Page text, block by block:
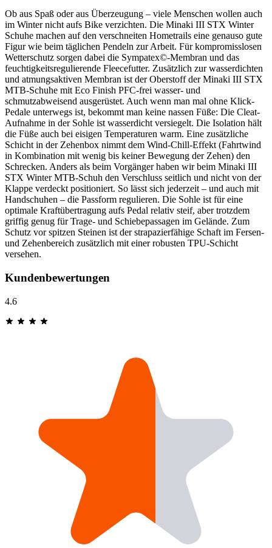
Ob aus Spaß oder aus Überzeugung – viele Menschen wollen auch
im Winter nicht aufs Bike verzichten. Die Minaki III STX Winter
Schuhe machen auf den verschneiten Hometrails eine genauso gute
Figur wie beim täglichen Pendeln zur Arbeit. Für kompromisslosen
Wetterschutz sorgen dabei die Sympatex©-Membran und das
feuchtigkeitsregulierende Fleecefutter. Zusätzlich zur wasserdichten
und atmungsaktiven Membran ist der Oberstoff der Minaki III STX
MTB-Schuhe mit Eco Finish PFC-frei wasser- und
schmutzabweisend ausgerüstet. Auch wenn man mal ohne Klick-
Pedale unterwegs ist, bekommt man keine nassen Füße: Die Cleat-
Aufnahme in der Sohle ist wasserdicht versiegelt. Die Isolation hält
die Füße auch bei eisigen Temperaturen warm. Eine zusätzliche
Schicht in der Zehenbox nimmt dem Wind-Chill-Effekt (Fahrtwind
in Kombination mit wenig bis keiner Bewegung der Zehen) den
Schrecken. Anders als beim Vorgänger haben wir beim Minaki III
STX Winter MTB-Schuh den Verschluss seitlich und nicht von der
Klappe verdeckt positioniert. So lässt sich jederzeit – und auch mit
Handschuhen – die Passform regulieren. Die Sohle ist für eine
optimale Kraftübertragung aufs Pedal relativ steif, aber trotzdem
griffig genug für Trage- und Schiebepassagen im Gelände. Zum
Schutz vor spitzen Steinen ist der strapazierfähige Schaft im Fersen-
und Zehenbereich zusätzlich mit einer robusten TPU-Schicht
versehen.
Kundenbewertungen
4.6